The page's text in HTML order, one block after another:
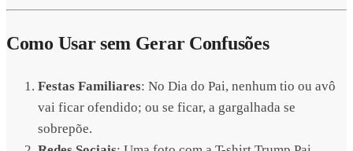
Como Usar sem Gerar Confusões
Festas Familiares: No Dia do Pai, nenhum tio ou avô
vai ficar ofendido; ou se ficar, a gargalhada se
sobrepõe.